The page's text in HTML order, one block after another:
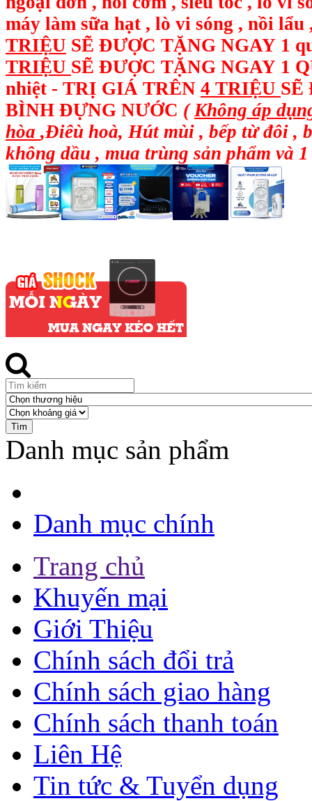
máy làm sữa hạt , lò vi sóng , nồi
TRIỆU SẼ ĐƯỢC TẶNG NGAY 1
TRIỆU SẼ ĐƯỢC TẶNG NGAY 1
nhiệt - TRỊ GIÁ TRÊN 4 TRIỆU SẼ
BÌNH ĐỰNG NƯỚC (Không áp
hòa ,Điêù hoà, Hút mùi , bếp từ đôi ,
không dầu , mua trùng sản phẩm và
Danh mục sản phẩm
Danh mục chính
Trang chủ
Khuyến mại
Giới Thiệu
Chính sách đổi trả
Chính sách giao hàng
Chính sách thanh toán
Liên Hệ
Tin tức & Tuyển dụng